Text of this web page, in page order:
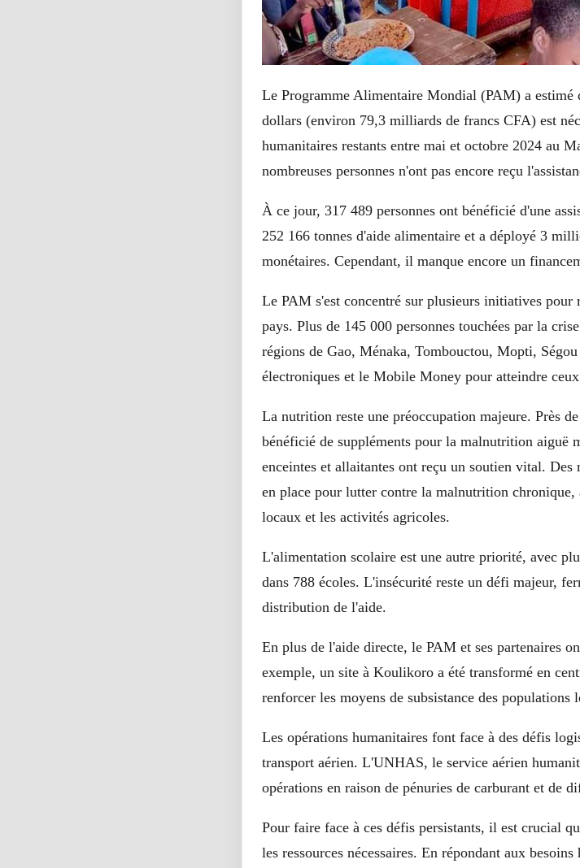
Le Programme Alimentaire Mondial (PAM) a
dollars (environ 79,3 milliards de francs CFA) est
humanitaires restants entre mai et octobre 2024 au
nombreuses personnes n'ont pas encore reçu
À ce jour, 317 489 personnes ont bénéficié d'une
252 166 tonnes d'aide alimentaire et a déployé 3
monétaires. Cependant, il manque encore un
Le PAM s'est concentré sur plusieurs initiatives pour
pays. Plus de 145 000 personnes touchées par la
régions de Gao, Ménaka, Tombouctou, Mopti,
électroniques et le Mobile Money pour atteindre
La nutrition reste une préoccupation majeure. Près
bénéficié de suppléments pour la malnutrition aiguë
enceintes et allaitantes ont reçu un soutien vital. Des
en place pour lutter contre la malnutrition
locaux et les activités agricoles.
L'alimentation scolaire est une autre priorité, avec
dans 788 écoles. L'insécurité reste un défi majeur,
distribution de l'aide.
En plus de l'aide directe, le PAM et ses partenaires
exemple, un site à Koulikoro a été transformé en
renforcer les moyens de subsistance des populations
Les opérations humanitaires font face à des défis
transport aérien. L'UNHAS, le service aérien
opérations en raison de pénuries de carburant et de
Pour faire face à ces défis persistants, il est crucial
les ressources nécessaires. En répondant aux